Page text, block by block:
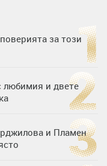
за този
любимия и двете
и Пламен